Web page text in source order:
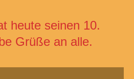
heute seinen 10.
Grüße an alle.